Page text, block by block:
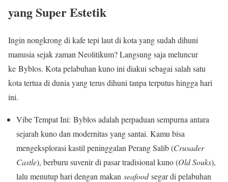
yang Super Estetik
Ingin nongkrong di kafe tepi laut di kota yang sudah dihuni
manusia sejak zaman Neolitikum? Langsung saja meluncur
ke Byblos. Kota pelabuhan kuno ini diakui sebagai salah satu
kota tertua di dunia yang terus dihuni tanpa terputus hingga hari
ini.
Vibe Tempat Ini: Byblos adalah perpaduan sempurna antara
sejarah kuno dan modernitas yang santai. Kamu bisa
mengeksplorasi kastil peninggalan Perang Salib (Crusader
Castle), berburu suvenir di pasar tradisional kuno (Old Souks),
lalu menutup hari dengan makan seafoodsegar di pelabuhan